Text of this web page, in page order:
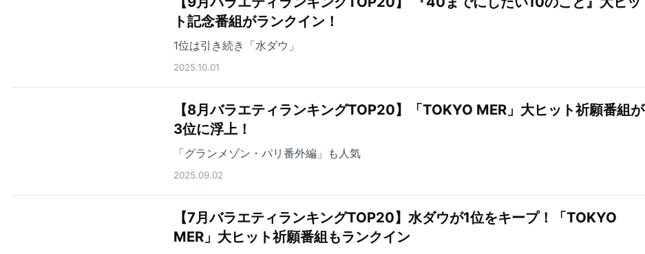
ト記念番組がランクイン！
1位は引き続き「水ダウ」
2025.10.01
【8月バラエティランキングTOP20】「TOKYO MER」大ヒット祈願番組が
3位に浮上！
「グランメゾン・パリ番外編」も人気
2025.09.02
【7月バラエティランキングTOP20】水ダウが1位をキープ！「TOKYO
MER」大ヒット祈願番組もランクイン